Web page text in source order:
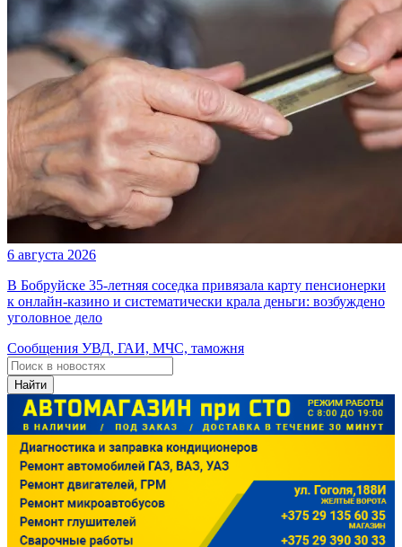
6 августа 2026
В Бобруйске 35-летняя соседка привязала карту пенсионерки
к онлайн-казино и систематически крала деньги: возбуждено
уголовное дело
Сообщения УВД, ГАИ, МЧС, таможня
Найти